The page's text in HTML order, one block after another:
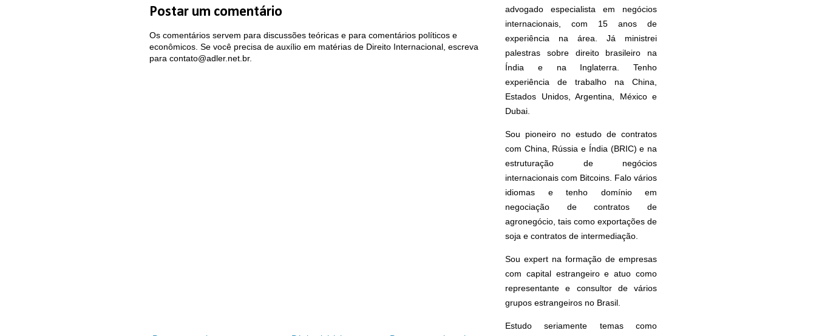
Postar um comentário
Os comentários servem para discussões teóricas e para comentários políticos e
econômicos. Se você precisa de auxílio em matérias de Direito Internacional, escreva
para contato@adler.net.br.
advogado especialista em negócios
internacionais, com 15 anos de
experiência na área. Já ministrei
palestras sobre direito brasileiro na
Índia e na Inglaterra. Tenho
experiência de trabalho na China,
Estados Unidos, Argentina, México e
Dubai.
Sou pioneiro no estudo de contratos
com China, Rússia e Índia (BRIC) e na
estruturação de negócios
internacionais com Bitcoins. Falo vários
idiomas e tenho domínio em
negociação de contratos de
agronegócio, tais como exportações de
soja e contratos de intermediação.
Sou expert na formação de empresas
com capital estrangeiro e atuo como
representante e consultor de vários
grupos estrangeiros no Brasil.
Estudo seriamente temas como